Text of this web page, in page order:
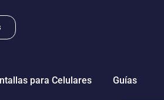
para Celulares Guías